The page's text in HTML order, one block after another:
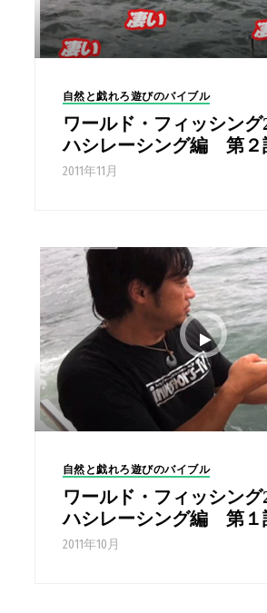
自然と戯れろ遊びのバイブル
ワールド・フィッシング
ハシレーシング編 第２
2011年11月
自然と戯れろ遊びのバイブル
ワールド・フィッシング
ハシレーシング編 第１
2011年10月